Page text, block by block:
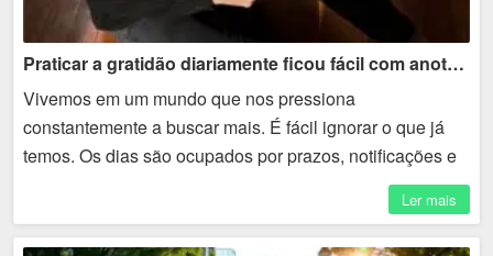
Praticar a gratidão diariamente ficou fácil com anotações simples
Vivemos em um mundo que nos pressiona
constantemente a buscar mais. É fácil ignorar o que já
temos. Os dias são ocupados por prazos, notificações e
responsabilidades, deixando pouco espaço para
Ler mais